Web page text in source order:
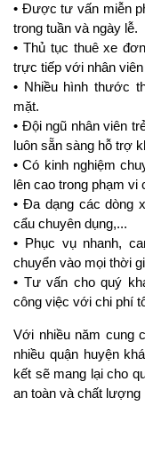
• Được tư vấn miễn
trong tuần và ngày lễ.
• Thủ tục thuê xe
trực tiếp với nhân
• Nhiều hình thước
mặt.
• Đội ngũ nhân viên
luôn sẵn sàng hỗ trợ
• Có kinh nghiệm
lên cao trong phạm vi
• Đa dạng các dòng
cẩu chuyên dụng,...
• Phục vụ nhanh,
chuyển vào mọi thời
• Tư vấn cho quý
công việc với chi phí
Với nhiều năm cung
nhiều quận huyện
kết sẽ mang lại cho
an toàn và chất lượng